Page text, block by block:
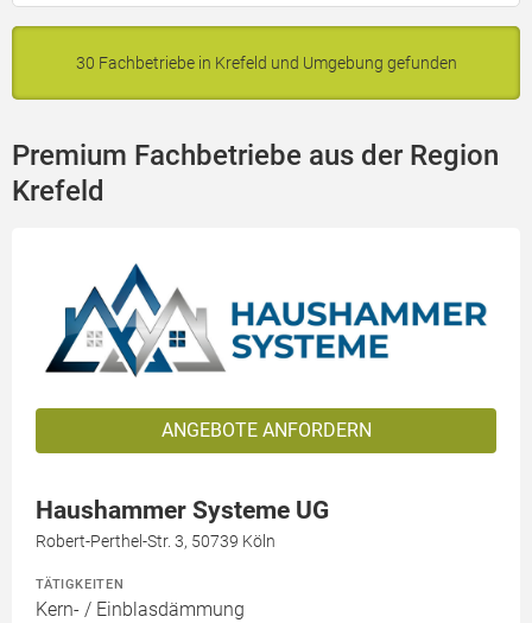
30 Fachbetriebe in Krefeld und Umgebung gefunden
Premium Fachbetriebe aus der Region
Krefeld
ANGEBOTE ANFORDERN
Haushammer Systeme UG
Robert-Perthel-Str. 3, 50739 Köln
TÄTIGKEITEN
Kern- / Einblasdämmung